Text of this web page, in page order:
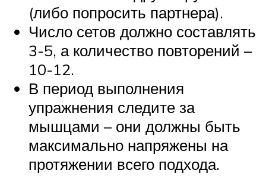
(либо попросить партнера).
Число сетов должно составлять
3-5, а количество повторений –
10-12.
В период выполнения
упражнения следите за
мышцами – они должны быть
максимально напряжены на
протяжении всего подхода.